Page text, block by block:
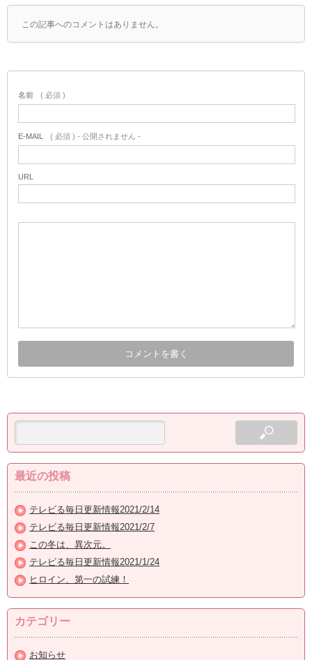
この記事へのコメントはありません。
名前 ( 必須 )
E-MAIL ( 必須 ) - 公開されません -
URL
最近の投稿
テレビる毎日更新情報2021/2/14
テレビる毎日更新情報2021/2/7
この冬は、異次元。
テレビる毎日更新情報2021/1/24
ヒロイン、第一の試練！
カテゴリー
お知らせ